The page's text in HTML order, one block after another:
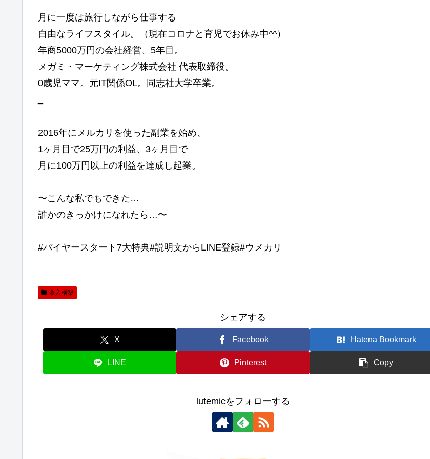
月に一度は旅行しながら仕事する
自由なライフスタイル。（現在コロナと育児でお休み中^^）
年商5000万円の会社経営、5年目。
メガミ・マーケティング株式会社 代表取締役。
0歳児ママ。元IT関係OL。同志社大学卒業。
2016年にメルカリを使った副業を始め、
1ヶ月目で25万円の利益、3ヶ月目で
月に100万円以上の利益を達成し起業。
〜こんな私でもできた…
誰かのきっかけになれたら…〜
#バイヤースタート7大特典#説明文からLINE登録#ウメカリ
収入構築
シェアする
X Facebook Hatena Bookmark
LINE Pinterest Copy
lutemicをフォローする